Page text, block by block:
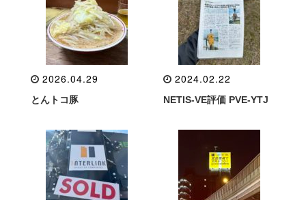
2026.04.29
とんトコ豚
2024.02.22
NETIS-VE評価 PVE-YTJ